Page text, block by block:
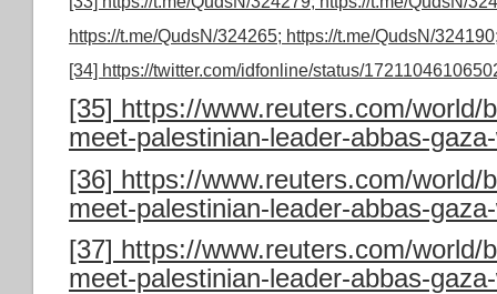
https://t.me/QudsN/324265; https://t.me/QudsN/
[34] https://twitter.com/idfonline/status/
[35] https://www.reuters.com/world/
meet-palestinian-leader-abbas-
[36] https://www.reuters.com/world/
meet-palestinian-leader-abbas-
[37] https://www.reuters.com/world/
meet-palestinian-leader-abbas-